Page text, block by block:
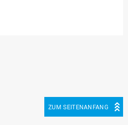
ZUM SEITENANFANG